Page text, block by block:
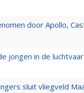
door Apollo,
jongen in de
sluit vliegveld